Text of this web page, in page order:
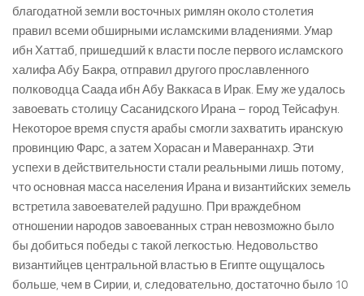
благодатной земли восточных римлян около столетия
правил всеми обширными исламскими владениями. Умар
ибн Хаттаб, пришедший к власти после первого исламского
халифа Абу Бакра, отправил другого прославленного
полководца Саада ибн Абу Ваккаса в Ирак. Ему же удалось
завоевать столицу Сасанидского Ирана – город Тейсафун.
Некоторое время спустя арабы смогли захватить иранскую
провинцию Фарс, а затем Хорасан и Мавераннахр. Эти
успехи в действительности стали реальными лишь потому,
что основная масса населения Ирана и византийских земель
встретила завоевателей радушно. При враждебном
отношении народов завоеванных стран невозможно было
бы добиться победы с такой легкостью. Недовольство
византийцев центральной властью в Египте ощущалось
больше, чем в Сирии, и, следовательно, достаточно было 10